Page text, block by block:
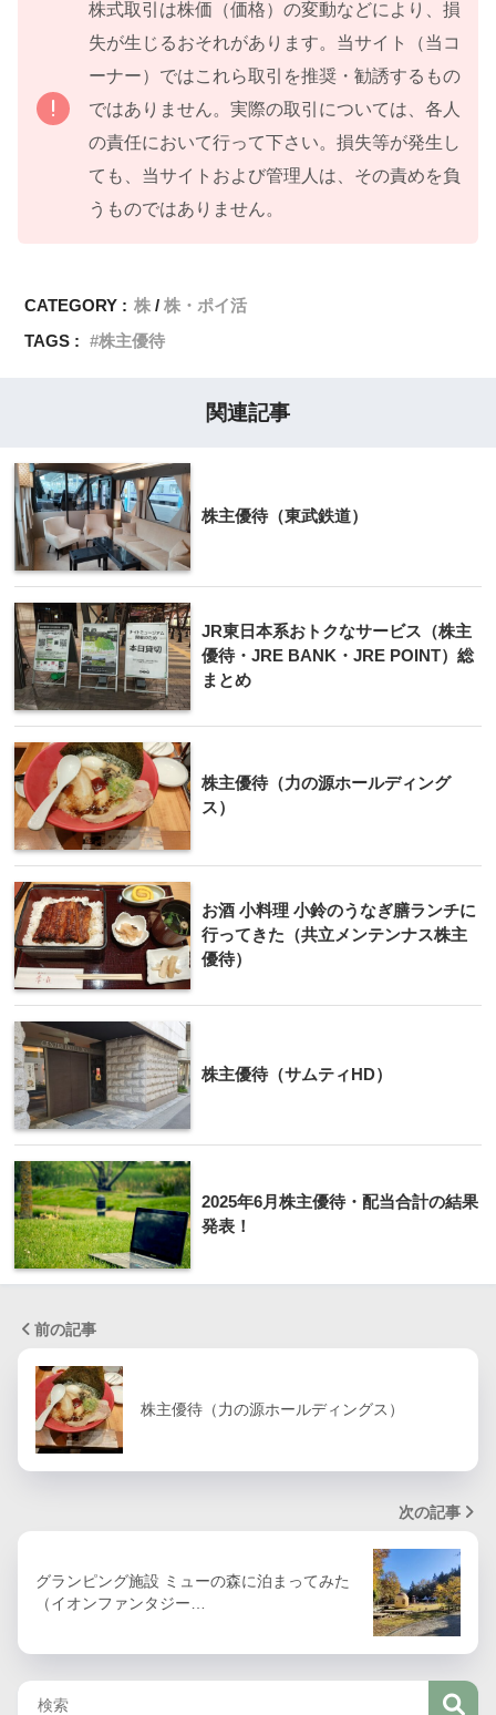
株式取引は株価（価格）の変動などにより、損
失が生じるおそれがあります。当サイト（当コ
ーナー）ではこれら取引を推奨・勧誘するもの
ではありません。実際の取引については、各人
の責任において行って下さい。損失等が発生し
ても、当サイトおよび管理人は、その責めを負
うものではありません。
CATEGORY : 株
株・ポイ活
TAGS :
株主優待
関連記事
株主優待（東武鉄道）
JR東日本系おトクなサービス（株主
優待・JRE BANK・JRE POINT）総
まとめ
株主優待（力の源ホールディング
ス）
お酒 小料理 小鈴のうなぎ膳ランチに
行ってきた（共立メンテンナス株主
優待）
株主優待（サムティHD）
2025年6月株主優待・配当合計の結果
発表！
前の記事
株主優待（力の源ホールディングス）
次の記事
グランピング施設 ミューの森に泊まってみた
（イオンファンタジー…